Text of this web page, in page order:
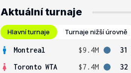
Aktuální turnaje
Hlavní turnaje Turnaje nižší úrovně
Montreal $9.4M
31
Toronto WTA
$7.4M 32